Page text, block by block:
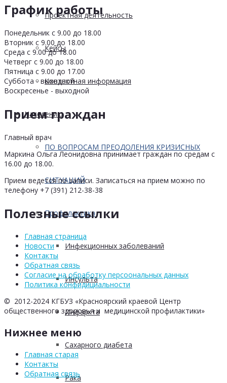
Проектная деятельность
Кейсы
Контактная информация
Населению
ПО ВОПРОСАМ ПРЕОДОЛЕНИЯ КРИЗИСНЫХ
СИТУАЦИЙ
Профилактика
Инфекционных заболеваний
Инсульта
Инфаркта
Сахарного диабета
Рака
График работы
Понедельник с 9.00 до 18.00
Вторник с 9.00 до 18.00
Среда с 9.00 до 18.00
Четверг с 9.00 до 18.00
Пятница с 9.00 до 17.00
Суббота - выходной
Воскресенье - выходной
Прием граждан
Главный врач
Маркина Ольга Леонидовна принимает граждан по средам с
16.00 до 18.00.
Прием ведется по записи. Записаться на прием можно по
телефону +7 (391) 212-38-38
Полезные ссылки
Главная страница
Новости
Контакты
Обратная связь
Согласие на обработку персоональных данных
Политика конфидициальности
© 2012-2024 КГБУЗ «Красноярский краевой Центр
общественного здоровья и медицинской профилактики»
Нижнее меню
Главная старая
Контакты
Обратная связь